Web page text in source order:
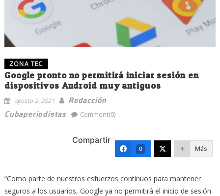
ZONA TEC
Google pronto no permitirá iniciar sesión en
dispositivos Android muy antiguos
agosto 2, 2021
Redacción
Cubaperiodistas
Comment(0)
Compartir
0 Más
“Como parte de nuestros esfuerzos continuos para mantener
seguros a los usuarios, Google ya no permitirá el inicio de sesión